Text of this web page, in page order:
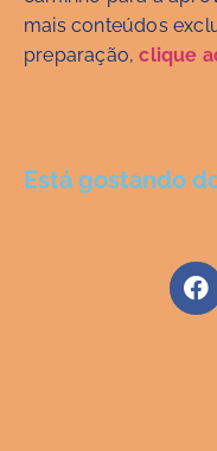
mais conteúdos
preparação,clique
Está gostando